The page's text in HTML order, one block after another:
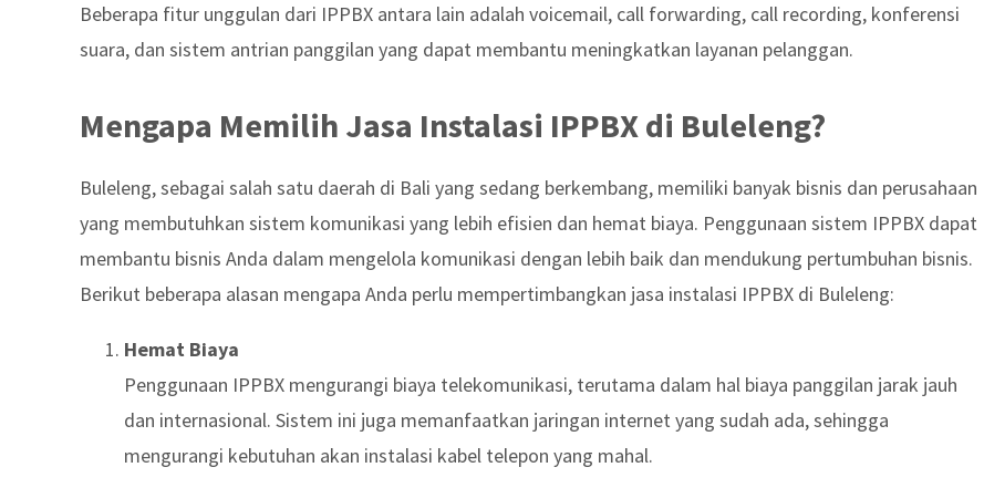
Beberapa fitur unggulan dari IPPBX antara lain adalah voicemail, call forwarding, call recording, konferensi
suara, dan sistem antrian panggilan yang dapat membantu meningkatkan layanan pelanggan.
Mengapa Memilih Jasa Instalasi IPPBX di Buleleng?
Buleleng, sebagai salah satu daerah di Bali yang sedang berkembang, memiliki banyak bisnis dan perusahaan
yang membutuhkan sistem komunikasi yang lebih efisien dan hemat biaya. Penggunaan sistem IPPBX dapat
membantu bisnis Anda dalam mengelola komunikasi dengan lebih baik dan mendukung pertumbuhan bisnis.
Berikut beberapa alasan mengapa Anda perlu mempertimbangkan jasa instalasi IPPBX di Buleleng:
Hemat Biaya
Penggunaan IPPBX mengurangi biaya telekomunikasi, terutama dalam hal biaya panggilan jarak jauh
dan internasional. Sistem ini juga memanfaatkan jaringan internet yang sudah ada, sehingga
mengurangi kebutuhan akan instalasi kabel telepon yang mahal.